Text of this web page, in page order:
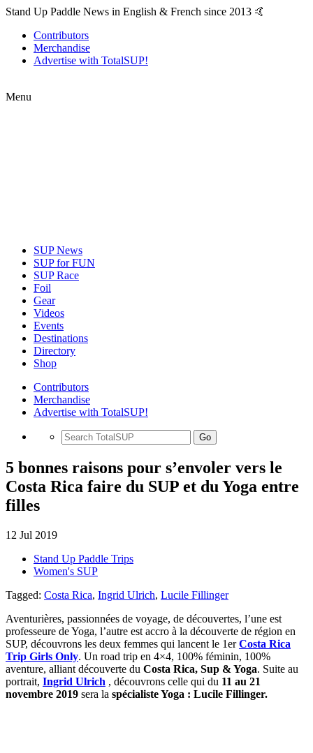
Stand Up Paddle News in English & French since 2013 🤙
Contributors
Merchandise
Advertise with TotalSUP!
Menu
SUP News
SUP for FUN
SUP Race
Foil
Gear
Videos
Events
Destinations
Directory
Shop
Contributors
Merchandise
Advertise with TotalSUP!
Go
5 bonnes raisons pour s’envoler vers le
Costa Rica faire du SUP et du Yoga entre
filles
12 Jul 2019
Stand Up Paddle Trips
Women's SUP
Tagged: Costa Rica, Ingrid Ulrich, Lucile Fillinger
Aventurières, passionnées de voyage, de découvertes, l’une est
professeure de Yoga, l’autre est accro à la découverte de région en
SUP, découvrons les deux femmes qui lancent le 1erCosta Rica
Trip Girls Only. Un road trip en 4×4, 100% féminin, 100%
aventure, alliant découverte du Costa Rica, Sup & Yoga. Suite au
portrait, Ingrid Ulrich , découvrons celle qui du 11 au 21
novembre 2019 sera la spécialiste Yoga : Lucile Fillinger.